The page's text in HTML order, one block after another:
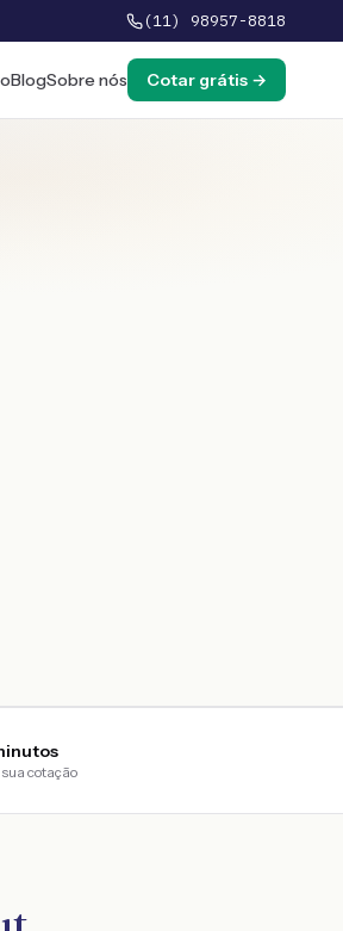
(11) 98957-8818
BlogSobre nós Cotar grátis →
cotação